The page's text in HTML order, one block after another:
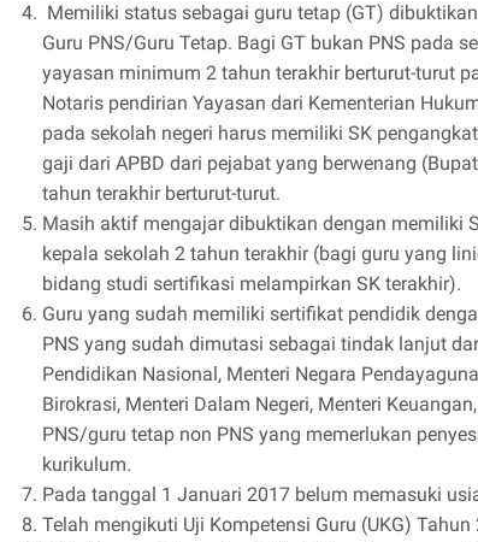
Memiliki status sebagai guru tetap (GT)
Guru PNS/Guru Tetap. Bagi GT bukan PNS pada
yayasan minimum 2 tahun terakhir berturut-turut
Notaris pendirian Yayasan dari Kementerian
pada sekolah negeri harus memiliki SK
gaji dari APBD dari pejabat yang berwenang
tahun terakhir berturut-turut.
Masih aktif mengajar dibuktikan dengan memiliki
kepala sekolah 2 tahun terakhir (bagi guru yang
bidang studi sertifikasi melampirkan SK terakhir).
Guru yang sudah memiliki sertifikat pendidik
PNS yang sudah dimutasi sebagai tindak lanjut
Pendidikan Nasional, Menteri Negara
Birokrasi, Menteri Dalam Negeri, Menteri
PNS/guru tetap non PNS yang memerlukan
kurikulum.
Pada tanggal 1 Januari 2017 belum memasuki
Telah mengikuti Uji Kompetensi Guru (UKG) Tahun